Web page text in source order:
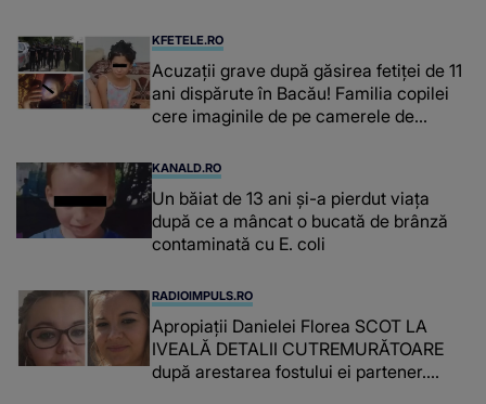
înțepe sânul”
KFETELE.RO
Acuzații grave după găsirea fetiței de 11
ani dispărute în Bacău! Familia copilei
cere imaginile de pe camerele de
mea...”
KANALD.RO
Un băiat de 13 ani și-a pierdut viața
după ce a mâncat o bucată de brânză
contaminată cu E. coli
RADIOIMPULS.RO
Apropiații Danielei Florea SCOT LA
IVEALĂ DETALII CUTREMURĂTOARE
după arestarea fostului ei partener.